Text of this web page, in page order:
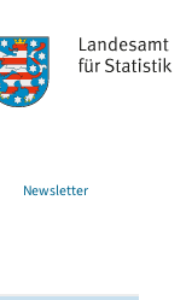
Newsletter